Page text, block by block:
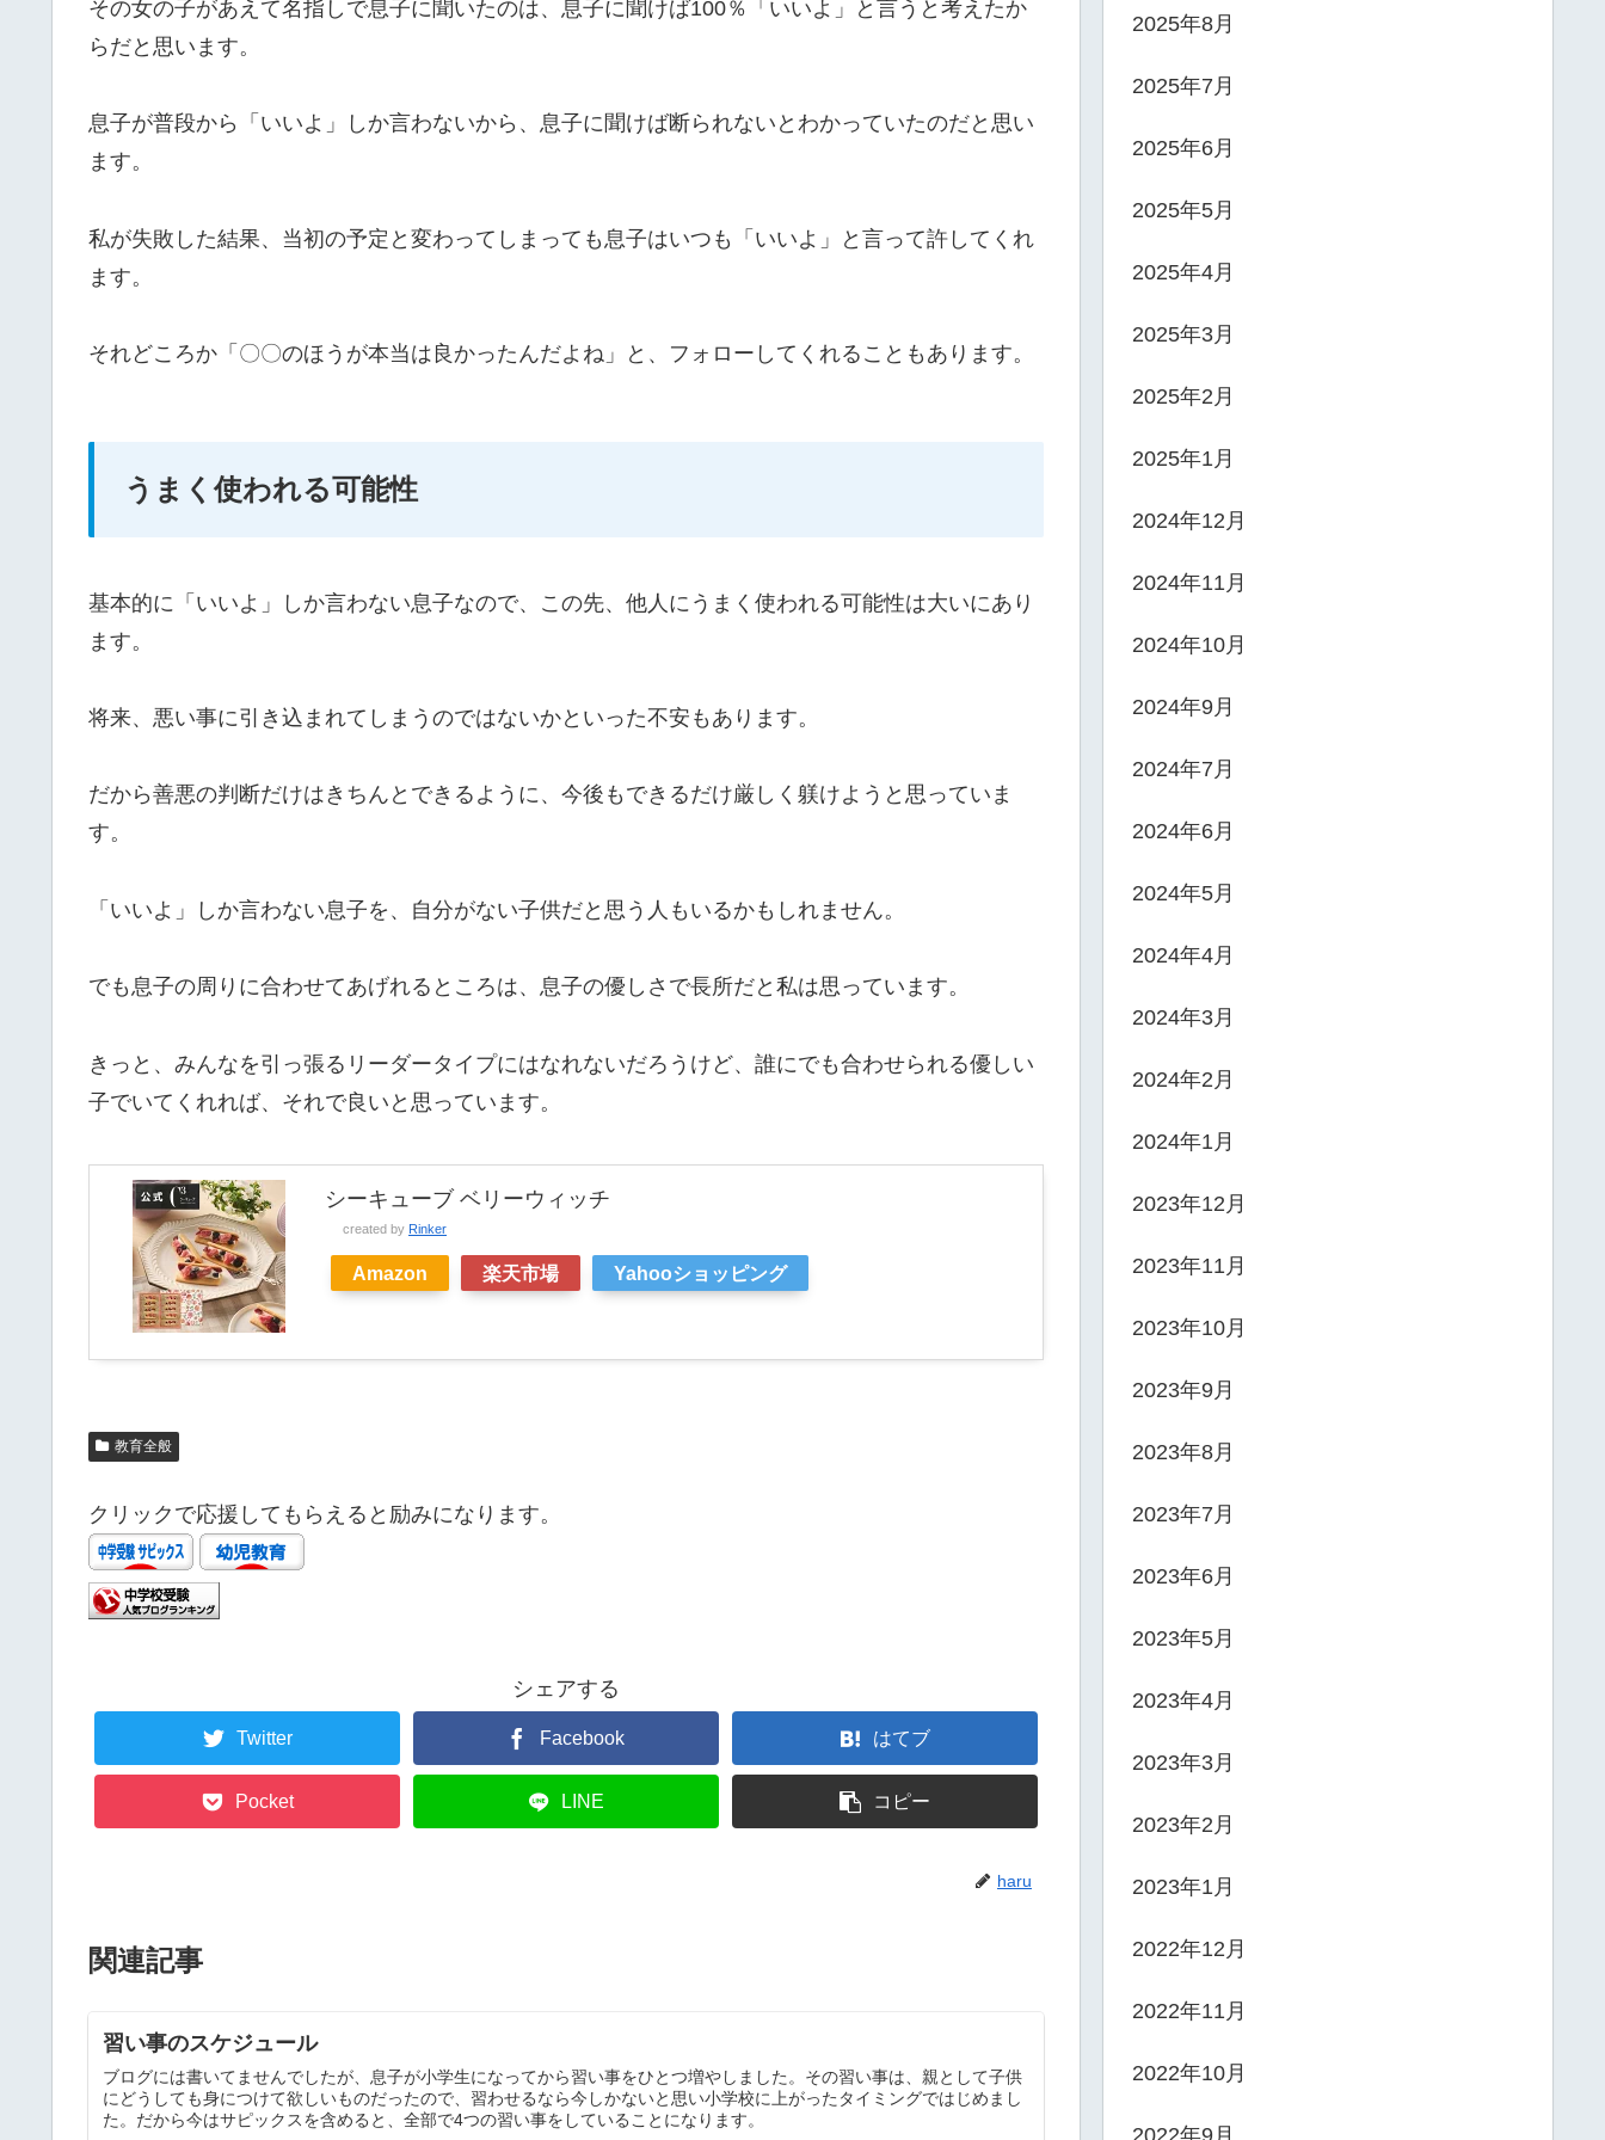
その女の子があえて名指しで息子に聞いたのは、息子に聞けば100％「いいよ」と言うと考えたか
らだと思います。
息子が普段から「いいよ」しか言わないから、息子に聞けば断られないとわかっていたのだと思い
ます。
私が失敗した結果、当初の予定と変わってしまっても息子はいつも「いいよ」と言って許してくれ
ます。
それどころか「〇〇のほうが本当は良かったんだよね」と、フォローしてくれることもあります。
うまく使われる可能性
基本的に「いいよ」しか言わない息子なので、この先、他人にうまく使われる可能性は大いにあり
ます。
将来、悪い事に引き込まれてしまうのではないかといった不安もあります。
だから善悪の判断だけはきちんとできるように、今後もできるだけ厳しく躾けようと思っていま
す。
「いいよ」しか言わない息子を、自分がない子供だと思う人もいるかもしれません。
でも息子の周りに合わせてあげれるところは、息子の優しさで長所だと私は思っています。
きっと、みんなを引っ張るリーダータイプにはなれないだろうけど、誰にでも合わせられる優しい
子でいてくれれば、それで良いと思っています。
シーキューブ ベリーウィッチ
created by Rinker
Amazon 楽天市場 Yahooショッピング
教育全般
クリックで応援してもらえると励みになります。
シェアする
Twitter Facebook はてブ
Pocket LINE コピー
haru
関連記事
習い事のスケジュール
ブログには書いてませんでしたが、息子が小学生になってから習い事をひとつ増やしました。その習い事は、親として子供
にどうしても身につけて欲しいものだったので、習わせるなら今しかないと思い小学校に上がったタイミングではじめまし
た。だから今はサピックスを含めると、全部で4つの習い事をしていることになります。
2025年8月
2025年7月
2025年6月
2025年5月
2025年4月
2025年3月
2025年2月
2025年1月
2024年12月
2024年11月
2024年10月
2024年9月
2024年7月
2024年6月
2024年5月
2024年4月
2024年3月
2024年2月
2024年1月
2023年12月
2023年11月
2023年10月
2023年9月
2023年8月
2023年7月
2023年6月
2023年5月
2023年4月
2023年3月
2023年2月
2023年1月
2022年12月
2022年11月
2022年10月